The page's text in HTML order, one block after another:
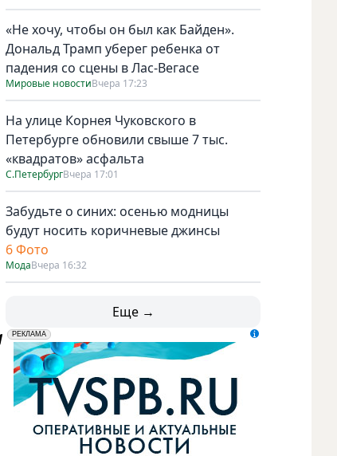
«Не хочу, чтобы он был как Байден».
Дональд Трамп уберег ребенка от
падения со сцены в Лас-Вегасе
Мировые новостиВчера 17:23
На улице Корнея Чуковского в
Петербурге обновили свыше 7 тыс.
«квадратов» асфальта
С.ПетербургВчера 17:01
Забудьте о синих: осенью модницы
будут носить коричневые джинсы
6 Фото
МодаВчера 16:32
Еще →
erid: LdtCK5udn
РЕКЛАМА
АО "ГАТР", ИНН: 7841320717